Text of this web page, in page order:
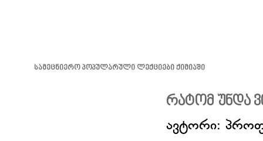
სამეცნიერო პოპულარული ლექციები ქიმიაში
რატომ უნდა
ავტორი: